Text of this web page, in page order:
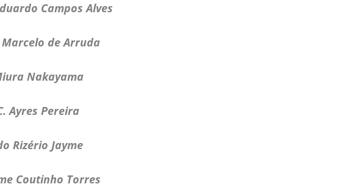
Campos Alves
Marcelo de Arruda
Nakayama
Ayres Pereira
Rizério Jayme
Coutinho Torres